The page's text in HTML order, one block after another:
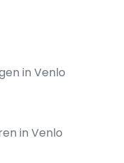
in Venlo
in Venlo